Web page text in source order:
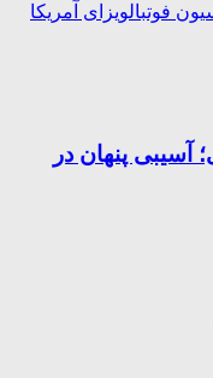
فوتبالویزای آمریکا
آسیبی پنهان در